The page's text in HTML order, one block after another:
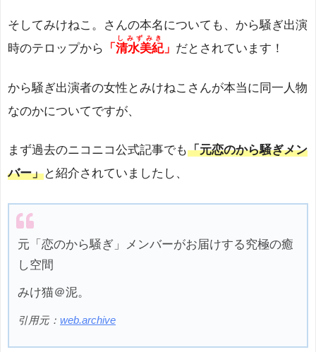
そしてみけねこ。さんの本名についても、から騒ぎ出演
時のテロップから
「​ 清水美紀
しみずみき
」 だとされています！
から騒ぎ出演者の女性とみけねこさんが本当に同一人物
なのかについてですが、
まず過去のニコニコ公式記事でも「元恋のから騒ぎメン
バー」と紹介されていましたし、
元「恋のから騒ぎ」メンバーがお届けする究極の癒
し空間
みけ猫＠泥。
引用元： web.archive